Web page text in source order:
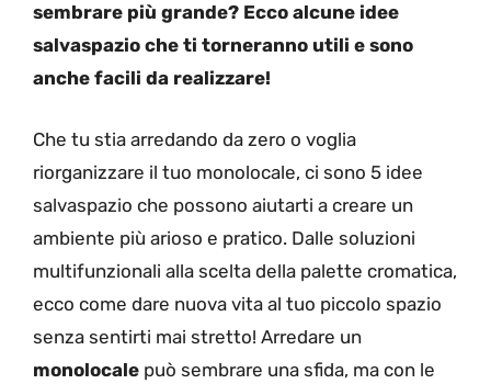
sembrare più grande? Ecco alcune idee
salvaspazio che ti torneranno utili e sono
anche facili da realizzare!
Che tu stia arredando da zero o voglia
riorganizzare il tuo monolocale, ci sono 5 idee
salvaspazio che possono aiutarti a creare un
ambiente più arioso e pratico. Dalle soluzioni
multifunzionali alla scelta della palette cromatica,
ecco come dare nuova vita al tuo piccolo spazio
senza sentirti mai stretto! Arredare un
monolocale può sembrare una sfida, ma con le